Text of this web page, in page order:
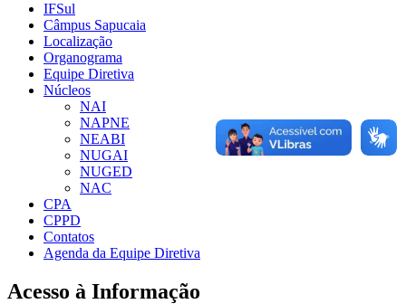
IFSul
Câmpus Sapucaia
Localização
Organograma
Equipe Diretiva
Núcleos
NAI
NAPNE
NEABI
NUGAI
NUGED
NAC
CPA
CPPD
Contatos
Agenda da Equipe Diretiva
Acesso à Informação